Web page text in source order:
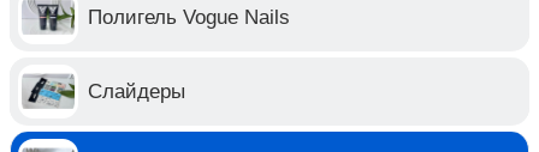
Полигель Vogue Nails
Слайдеры